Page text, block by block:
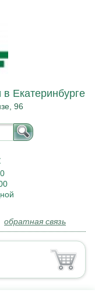
Екатеринбурге
96
обратная связь